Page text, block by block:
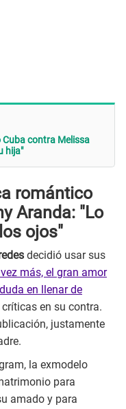
contra Melissa
hija"
romántico
Aranda: "Lo
ojos"
decidió usar sus
más, el gran amor
en llenar de
en su contra.
justamente
la exmodelo
para
amado y para